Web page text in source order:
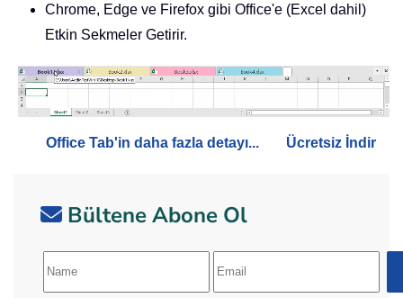
Chrome, Edge ve Firefox gibi Office'e (Excel dahil)
Etkin Sekmeler Getirir.
Office Tab'in daha fazla detayı... Ücretsiz İndir
Bültene Abone Ol